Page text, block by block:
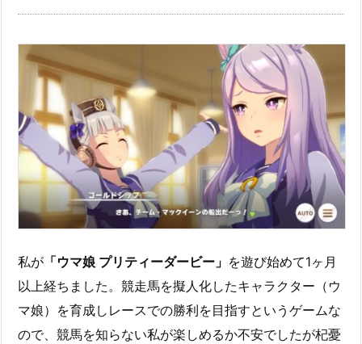
私が 「ウマ娘 プリティーダービー」 を遊び始めて1ヶ月
以上経ちました。競走馬を擬人化したキャラクター（ウ
マ娘）を育成しレースでの勝利を目指すというゲームな
ので、競馬を知らない私が楽しめるか不安でしたが杞憂